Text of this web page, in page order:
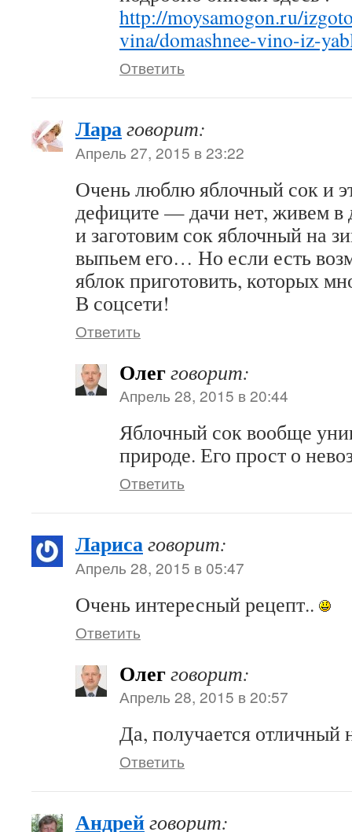
http://moysamogon.ru/
vina/domashnee-vino-iz-
Ответить
Лараговорит:
Апрель 27, 2015 в 23:22
Очень люблю яблочный сок и
дефиците — дачи нет, живем в
и заготовим сок яблочный на
выпьем его… Но если есть
яблок приготовить, которых
В соцсети!
Ответить
Олегговорит:
Апрель 28, 2015 в 20:44
Яблочный сок вообще
природе. Его прост о
Ответить
Ларисаговорит:
Апрель 28, 2015 в 05:47
Очень интересный рецепт..
Ответить
Олегговорит:
Апрель 28, 2015 в 20:57
Да, получается отличный
Ответить
Андрейговорит: